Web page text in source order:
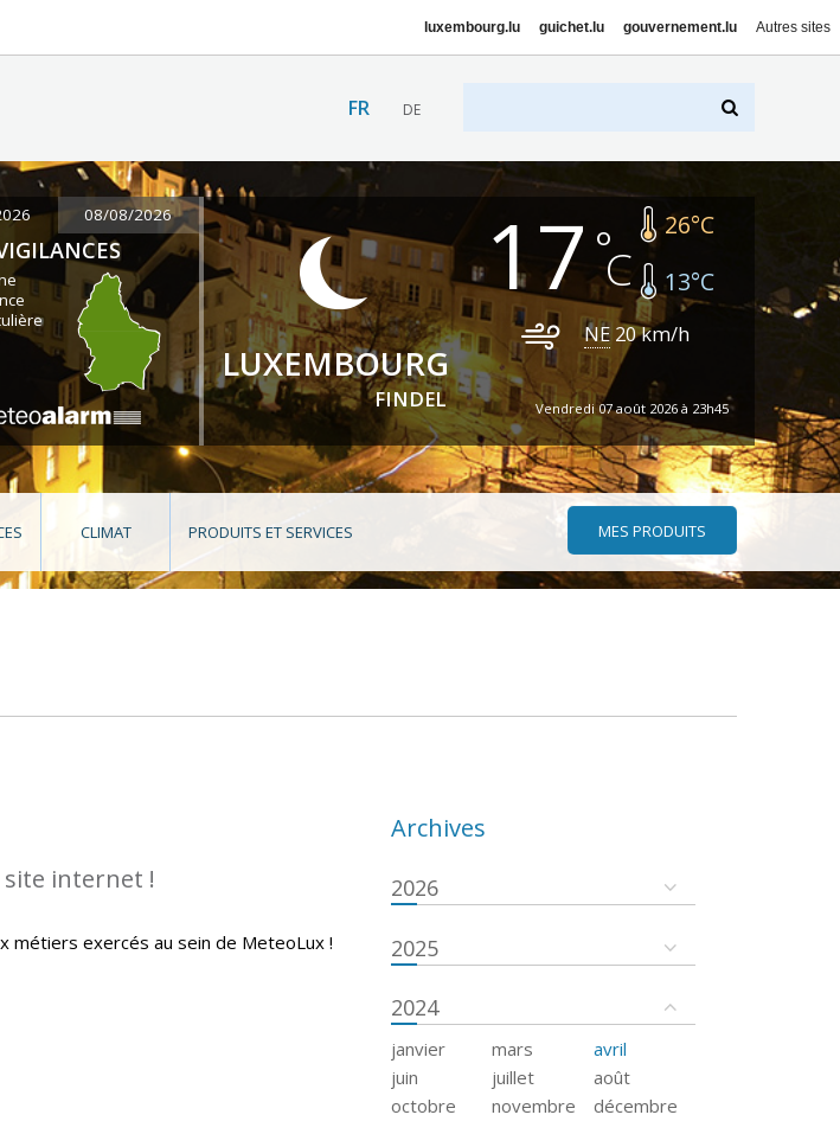
luxembourg.lu guichet.lu gouvernement.lu Autres sites
FR DE
08/08/2026
LUXEMBOURG
FINDEL
17 26°C
13°C
NE 20km/h
Vendredi 07 août 2026 à 23h45
CLIMAT PRODUITS ET SERVICES MES PRODUITS
internet !
métiers exercés au sein de MeteoLux !
Archives
2026
2025
2024
janvier mars
avril
juin
juillet
août
octobre
novembre décembre